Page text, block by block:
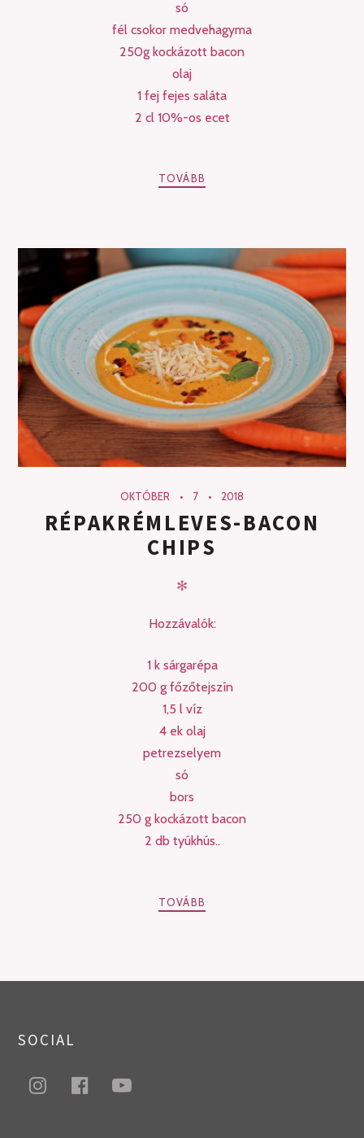
só
fél csokor medvehagyma
250g kockázott bacon
olaj
1 fej fejes saláta
2 cl 10%-os ecet
TOVÁBB
OKTÓBER 7 2018
RÉPAKRÉMLEVES-BACON
CHIPS
✻
Hozzávalók:
1 k sárgarépa
200 g főzőtejszín
1,5 l víz
4 ek olaj
petrezselyem
só
bors
250 g kockázott bacon
2 db tyúkhús..
TOVÁBB
NAVIGATION
SOCIAL
instagram
facebookyoutube